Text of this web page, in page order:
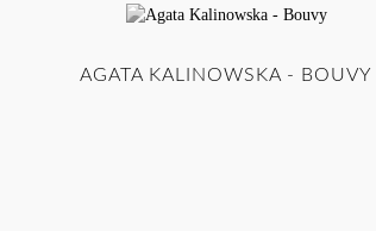
AGATA KALINOWSKA - BOUVY